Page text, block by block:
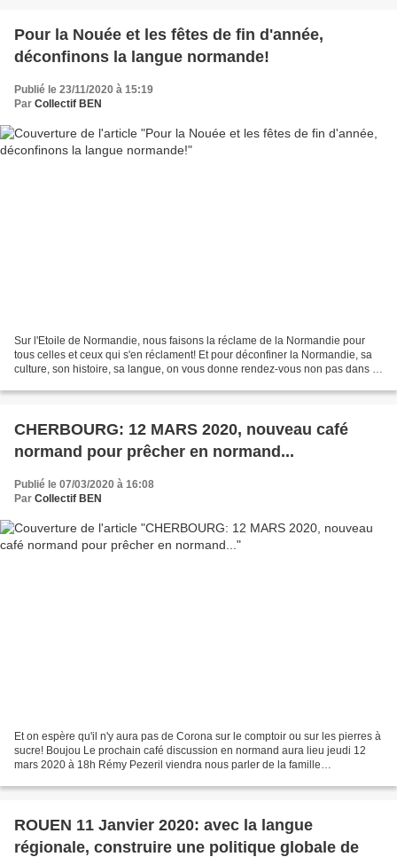
Pour la Nouée et les fêtes de fin d'année,
déconfinons la langue normande!
Publié le 23/11/2020 à 15:19
Par Collectif BEN
Sur l'Etoile de Normandie, nous faisons la réclame de la Normandie pour
tous celles et ceux qui s'en réclament! Et pour déconfiner la Normandie, sa
culture, son histoire, sa langue, on vous donne rendez-vous non pas dans la
CHERBOURG: 12 MARS 2020, nouveau café
normand pour prêcher en normand...
Publié le 07/03/2020 à 16:08
Par Collectif BEN
Et on espère qu'il n'y aura pas de Corona sur le comptoir ou sur les pierres à
sucre! Boujou Le prochain café discussion en normand aura lieu jeudi 12
mars 2020 à 18h Rémy Pezeril viendra nous parler de la famille
ROUEN 11 Janvier 2020: avec la langue
régionale, construire une politique globale de